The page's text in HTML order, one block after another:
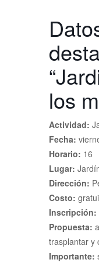
los
Actividad:
Fecha:
Horario: 16
Lugar:
Dirección:
Costo:
Inscripción:
Propuesta:
trasplantar y
Importante: